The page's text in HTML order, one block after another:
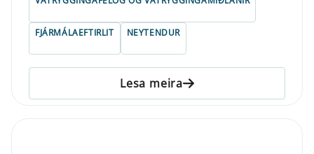
FJÁRMÁLAEFTIRLIT NEYTENDUR
Lesa meira